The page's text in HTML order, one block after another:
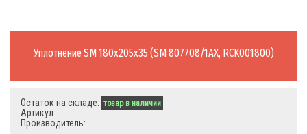
Уплотнение SM 180х205х35 (SM 807708/1AX, RCK001800)
Остаток на складе: товар в наличии
Артикул:
Производитель: